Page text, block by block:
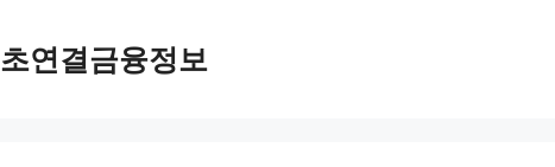
초연결금융정보